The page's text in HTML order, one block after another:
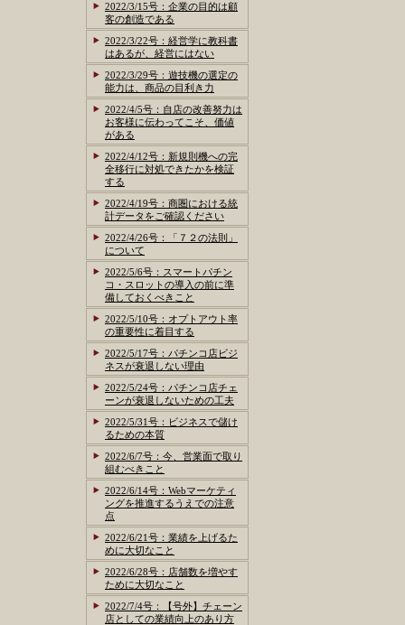
2022/3/15号：企業の目的は顧
客の創造である
2022/3/22号：経営学に教科書
はあるが、経営にはない
2022/3/29号：遊技機の選定の
能力は、商品の目利き力
2022/4/5号：自店の改善努力は
お客様に伝わってこそ、価値
がある
2022/4/12号：新規則機への完
全移行に対処できたかを検証
する
2022/4/19号：商圏における統
計データをご確認ください
2022/4/26号：「７２の法則」
について
2022/5/6号：スマートパチン
コ・スロットの導入の前に準
備しておくべきこと
2022/5/10号：オプトアウト率
の重要性に着目する
2022/5/17号：パチンコ店ビジ
ネスが衰退しない理由
2022/5/24号：パチンコ店チェ
ーンが衰退しないための工夫
2022/5/31号：ビジネスで儲け
るための本質
2022/6/7号：今、営業面で取り
組むべきこと
2022/6/14号：Webマーケティ
ングを推進するうえでの注意
点
2022/6/21号：業績を上げるた
めに大切なこと
2022/6/28号：店舗数を増やす
ために大切なこと
2022/7/4号：【号外】チェーン
店としての業績向上のあり方